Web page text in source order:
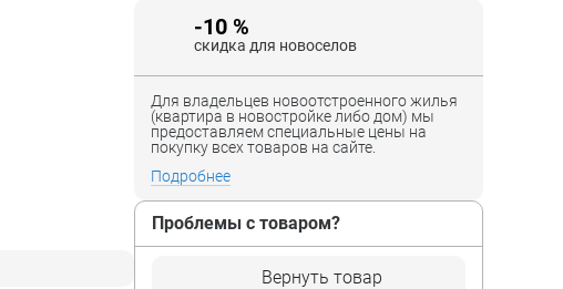
-10 %
скидка для новоселов
Для владельцев новоотстроенного жилья
(квартира в новостройке либо дом) мы
предоставляем специальные цены на
покупку всех товаров на сайте.
Подробнее
Проблемы с товаром?
Вернуть товар